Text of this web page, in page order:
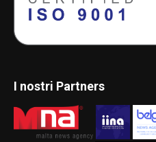
I nostri Partners